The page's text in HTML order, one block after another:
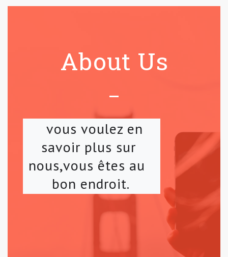
About Us
   vous voulez en
savoir plus sur
nous,vous êtes au
bon endroit.